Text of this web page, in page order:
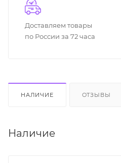
Доставляем товары
по России за 72 часа
НАЛИЧИЕ ОТЗЫВЫ
Наличие